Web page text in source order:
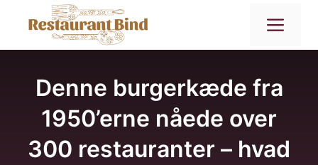
indhold
Denne burgerkæde fra
1950’erne nåede over
300 restauranter – hvad